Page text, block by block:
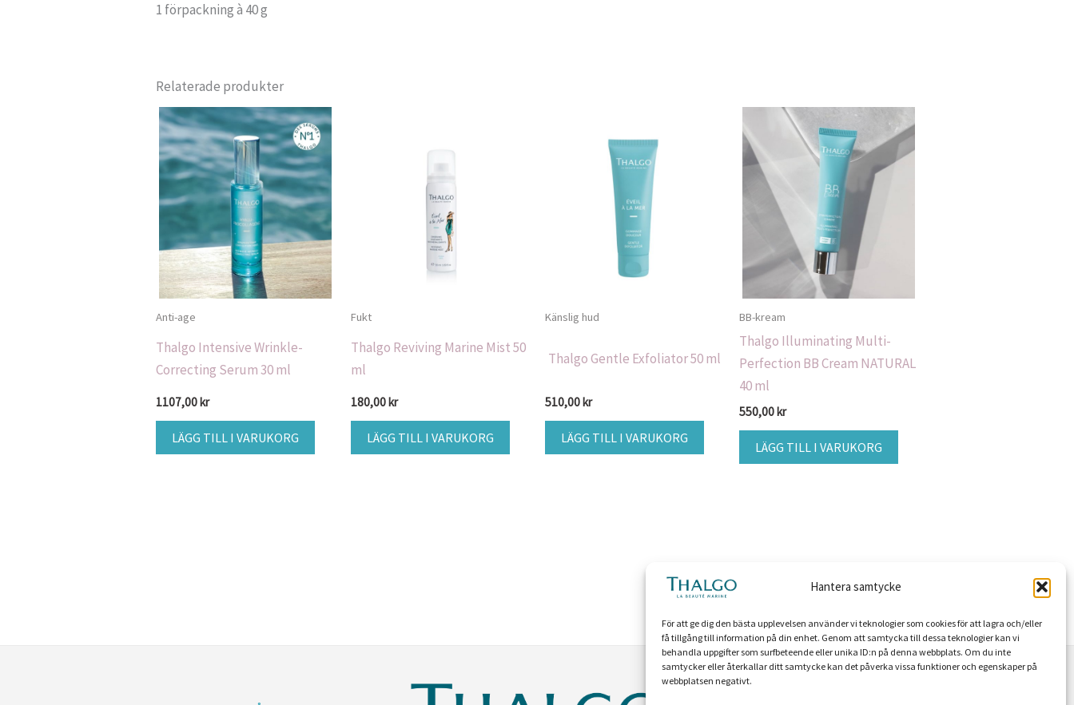
Hantera samtycke
För att ge dig den bästa upplevelsen använder vi teknologier som cookies för att lagra och/eller
få tillgång till information på din enhet. Genom att samtycka till dessa teknologier kan vi
behandla uppgifter som surfbeteende eller unika ID:n på denna webbplats. Om du inte
samtycker eller återkallar ditt samtycke kan det påverka vissa funktioner och egenskaper på
webbplatsen negativt.
1 förpackning à 40 g
Relaterade produkter
Anti-age
Thalgo Intensive Wrinkle-
Correcting Serum 30 ml
1107,00kr
LÄGG TILL I VARUKORG
Fukt
Thalgo Reviving Marine Mist 50
ml
180,00kr
LÄGG TILL I VARUKORG
Känslig hud
Thalgo Gentle Exfoliator 50 ml
510,00kr
LÄGG TILL I VARUKORG
BB-kream
Thalgo Illuminating Multi-
Perfection BB Cream NATURAL
40 ml
550,00kr
LÄGG TILL I VARUKORG